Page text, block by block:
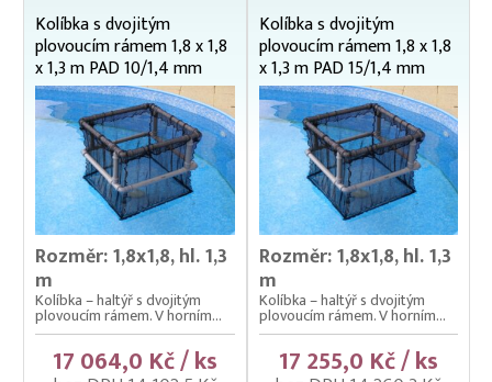
Kolíbky/haltýře jednoduché závěsné (klecové sítě)
Krycí sítě na kádě a bazény
Krycí sítě na sádky, rybníky a klecové chovy
Lodě pracovní
Lodní motory závěsné Honda
Násady na kesery a saky
Nevody
Nosítka na ryby, rukávy na nošení
Odchovné bazény a žlaby
Planktonové (uhelonové) vybavení
Kolíbka s dvojitým
plovoucím rámem 1,8 x 1,8
x 1,3 m PAD 10/1,4 mm
Rozměr: 1,8x1,8, hl. 1,3
m
Kolíbka – haltýř s dvojitým
plovoucím rámem. V horním...
17 064,0 Kč / ks
Kolíbka s dvojitým
plovoucím rámem 1,8 x 1,8
x 1,3 m PAD 15/1,4 mm
Rozměr: 1,8x1,8, hl. 1,3
m
Kolíbka – haltýř s dvojitým
plovoucím rámem. V horním...
17 255,0 Kč / ks